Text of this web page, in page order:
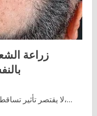
زراعة
لا يقتصر تأثير تساقط الشعر على الجانب الجسدي فقط،...